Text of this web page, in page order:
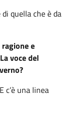
quella che è da
e
voce del
c’è una linea